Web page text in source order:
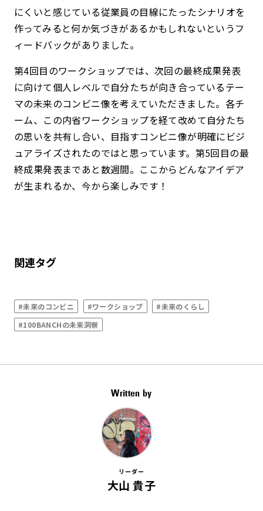
にくいと感じている従業員の目線にたったシナリオを
作ってみると何か気づきがあるかもしれないというフ
ィードバックがありました。
第4回目のワークショップでは、次回の最終成果発表
に向けて個人レベルで自分たちが向き合っているテー
マの未来のコンビニ像を考えていただきました。各チ
ーム、この内省ワークショップを経て改めて自分たち
の思いを共有し合い、目指すコンビニ像が明確にビジ
ュアライズされたのではと思っています。第5回目の最
終成果発表まであと数週間。ここからどんなアイデア
が生まれるか、今から楽しみです！
関連タグ
#未来のコンビニ #ワークショップ
#未来のくらし
#100BANCHの未来洞察
Written by
リーダー
大山 貴子